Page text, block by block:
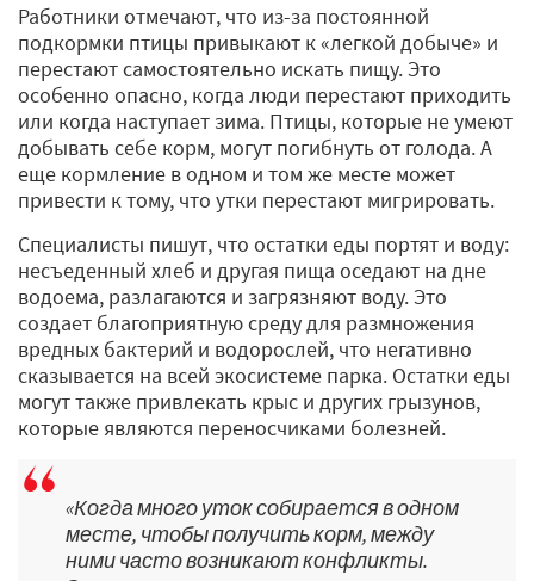
Работники отмечают, что из-за постоянной
подкормки птицы привыкают к «легкой добыче» и
перестают самостоятельно искать пищу. Это
особенно опасно, когда люди перестают приходить
или когда наступает зима. Птицы, которые не умеют
добывать себе корм, могут погибнуть от голода. А
еще кормление в одном и том же месте может
привести к тому, что утки перестают мигрировать.
Специалисты пишут, что остатки еды портят и воду:
несъеденный хлеб и другая пища оседают на дне
водоема, разлагаются и загрязняют воду. Это
создает благоприятную среду для размножения
вредных бактерий и водорослей, что негативно
сказывается на всей экосистеме парка. Остатки еды
могут также привлекать крыс и других грызунов,
которые являются переносчиками болезней.
«Когда много уток собирается в одном
месте, чтобы получить корм, между
ними часто возникают конфликты.